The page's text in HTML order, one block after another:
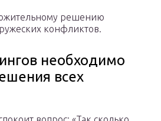
решению
конфликтов.
необходимо
всех